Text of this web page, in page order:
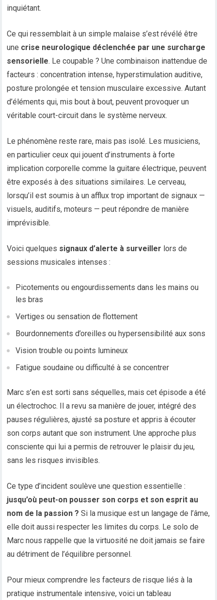
inquiétant.
Ce qui ressemblait à un simple malaise s’est révélé être
une crise neurologique déclenchée par une surcharge
sensorielle. Le coupable ? Une combinaison inattendue de
facteurs : concentration intense, hyperstimulation auditive,
posture prolongée et tension musculaire excessive. Autant
d’éléments qui, mis bout à bout, peuvent provoquer un
véritable court-circuit dans le système nerveux.
Le phénomène reste rare, mais pas isolé. Les musiciens,
en particulier ceux qui jouent d’instruments à forte
implication corporelle comme la guitare électrique, peuvent
être exposés à des situations similaires. Le cerveau,
lorsqu’il est soumis à un afflux trop important de signaux —
visuels, auditifs, moteurs — peut répondre de manière
imprévisible.
Voici quelques signaux d’alerte à surveiller lors de
sessions musicales intenses :
Picotements ou engourdissements dans les mains ou
les bras
Vertiges ou sensation de flottement
Bourdonnements d’oreilles ou hypersensibilité aux sons
Vision trouble ou points lumineux
Fatigue soudaine ou difficulté à se concentrer
Marc s’en est sorti sans séquelles, mais cet épisode a été
un électrochoc. Il a revu sa manière de jouer, intégré des
pauses régulières, ajusté sa posture et appris à écouter
son corps autant que son instrument. Une approche plus
consciente qui lui a permis de retrouver le plaisir du jeu,
sans les risques invisibles.
Ce type d’incident soulève une question essentielle :
jusqu’où peut-on pousser son corps et son esprit au
nom de la passion ? Si la musique est un langage de l’âme,
elle doit aussi respecter les limites du corps. Le solo de
Marc nous rappelle que la virtuosité ne doit jamais se faire
au détriment de l’équilibre personnel.
Pour mieux comprendre les facteurs de risque liés à la
pratique instrumentale intensive, voici un tableau